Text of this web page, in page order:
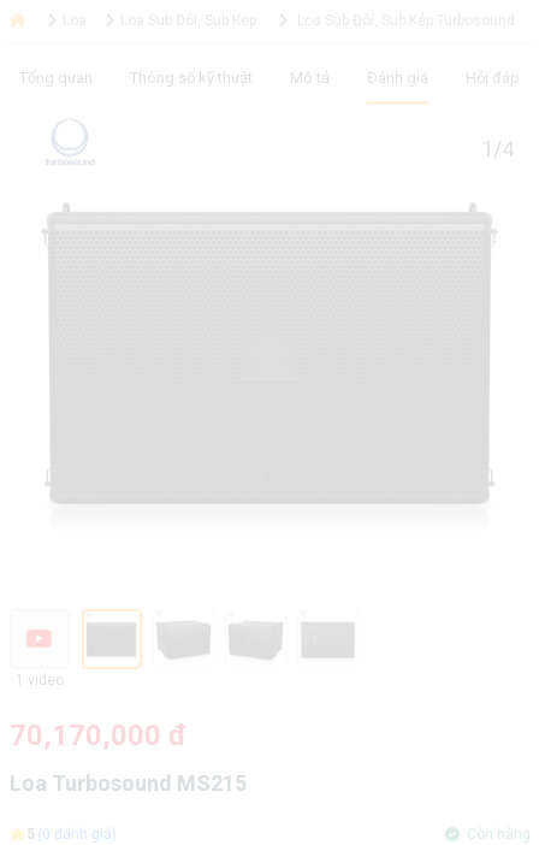
Tổng quan Thông số kỹ thuật Mô tả Đánh giá Hỏi đáp
1/4
1 video
70,170,000 đ
Loa Turbosound MS215
5 (0 đánh giá) Còn hàng